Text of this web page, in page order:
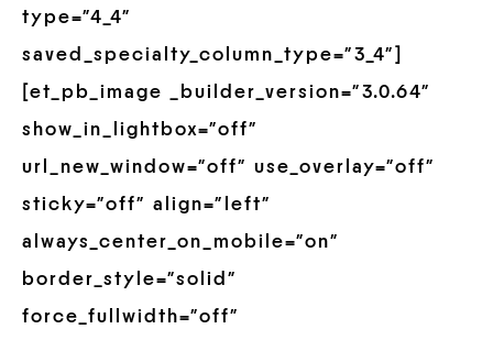
type=”4_4″
saved_specialty_column_type=”3_4″]
[et_pb_image _builder_version=”3.0.64″
show_in_lightbox=”off”
url_new_window=”off” use_overlay=”off”
sticky=”off” align=”left”
always_center_on_mobile=”on”
border_style=”solid”
force_fullwidth=”off”